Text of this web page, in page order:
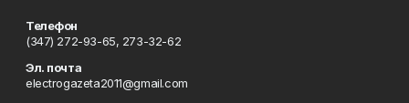
Телефон
(347) 272-93-65, 273-32-62
Эл. почта
electrogazeta2011@gmail.com